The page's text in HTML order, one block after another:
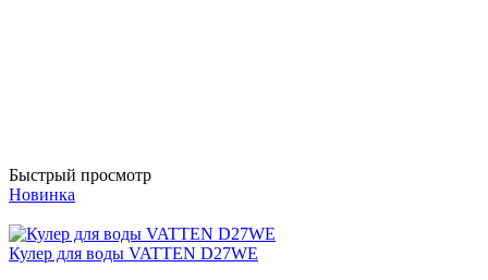
Быстрый просмотр
Новинка
Кулер для воды VATTEN D27WE